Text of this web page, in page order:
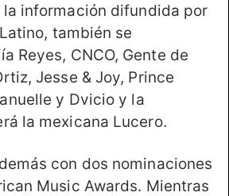
la información difundida por
también se
Reyes, CNCO, Gente de
Jesse & Joy, Prince
y Dvicio y la
la mexicana Lucero.
con dos nominaciones
Music Awards. Mientras